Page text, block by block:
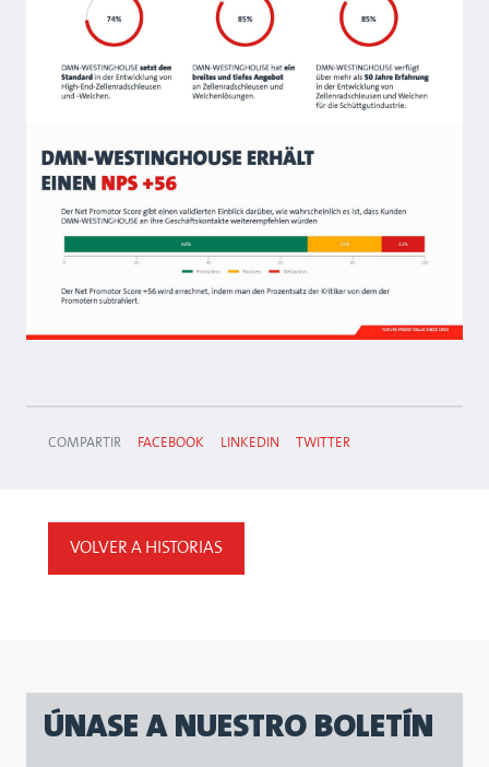
COMPARTIR FACEBOOK LINKEDIN TWITTER
VOLVER A HISTORIAS
ÚNASE A NUESTRO BOLETÍN